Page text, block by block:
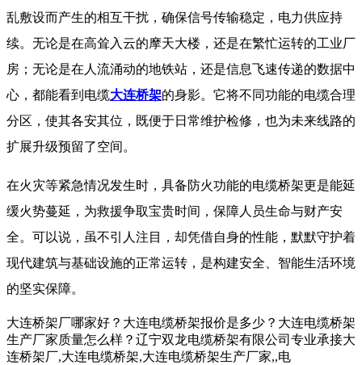
乱敷设而产生的相互干扰，确保信号传输稳定，电力供应持
续。无论是在高耸入云的摩天大楼，还是在繁忙运转的工业厂
房；无论是在人流涌动的地铁站，还是信息飞速传递的数据中
心，都能看到电缆大连桥架的身影。它将不同功能的电缆合理
分区，使其各安其位，既便于日常维护检修，也为未来线路的
扩展升级预留了空间。
​ 在火灾等紧急情况发生时，具备防火功能的电缆桥架更是能延
缓火势蔓延，为救援争取宝贵时间，保障人员生命与财产安
全。可以说，虽不引人注目，却凭借自身的性能，默默守护着
现代建筑与基础设施的正常运转，是构建安全、智能生活环境
的坚实保障。​
大连桥架厂哪家好？大连电缆桥架报价是多少？大连电缆桥架
生产厂家质量怎么样？辽宁双龙电缆桥架有限公司专业承接大
连桥架厂,大连电缆桥架,大连电缆桥架生产厂家,,电